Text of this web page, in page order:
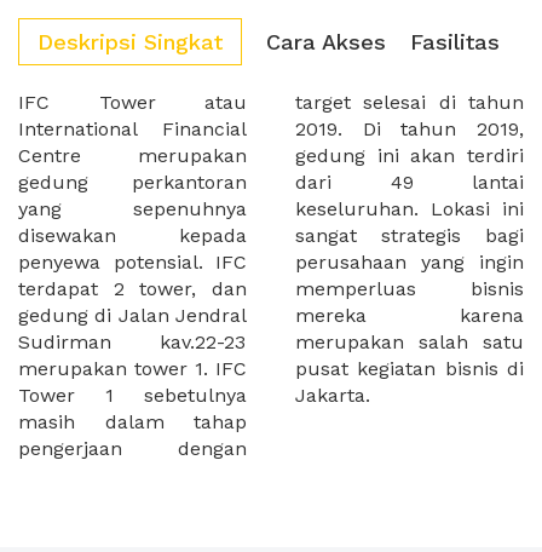
Deskripsi Singkat Cara Akses Fasilitas
IFC Tower atau
International Financial
Centre merupakan
gedung perkantoran
yang sepenuhnya
disewakan kepada
penyewa potensial. IFC
terdapat 2 tower, dan
gedung di Jalan Jendral
Sudirman kav.22-23
merupakan tower 1. IFC
Tower 1 sebetulnya
masih dalam tahap
pengerjaan dengan
target selesai di tahun
2019. Di tahun 2019,
gedung ini akan terdiri
dari 49 lantai
keseluruhan. Lokasi ini
sangat strategis bagi
perusahaan yang ingin
memperluas bisnis
mereka karena
merupakan salah satu
pusat kegiatan bisnis di
Jakarta.